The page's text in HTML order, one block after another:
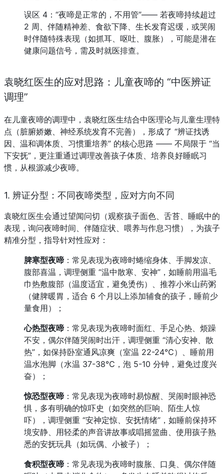
误区 4：“夜啼是正常的，不用管”—— 若夜啼持续超过
2 周、伴随精神差、食欲下降、生长发育迟缓，或哭闹
时伴随特殊表现（如抓耳、呕吐、腹胀），可能是潜在
健康问题信号，需及时就医排查。
袁晓红医生的应对思路：儿童夜啼的 “中医辨证
调理”
在儿童夜啼的调理中，袁晓红医生结合中医理论与儿童生理特
点（脏腑娇嫩、神经系统发育不完善），形成了 “辨证找诱
因、温和调体质、习惯重培养” 的核心思路 —— 不局限于 “当
下安抚”，更注重通过调理改善孩子体质、培养良好睡眠习
惯，从根源减少夜啼。
1. 辨证分型：不同夜啼类型，应对方向不同
袁晓红医生会通过望闻问切（观察孩子面色、舌苔、睡眠中的
表现，询问夜啼时间、伴随症状、喂养与作息习惯），为孩子
精准分型，指导针对性应对：
脾寒型夜啼 ：常见表现为夜啼时蜷缩身体、手脚发凉、
腹部喜温，调理侧重 “温中散寒、安神”，如睡前用温毛
巾热敷腹部（温度适宜，避免烫伤）、推荐小米山药粥
（健脾暖胃，适合 6 个月以上添加辅食的孩子，睡前少
量食用）；
心热型夜啼 ：常见表现为夜啼时面红、手足心热、烦躁
不安，偶尔伴随哭闹时出汗，调理侧重 “清心安神、散
热”，如保持卧室通风凉爽（室温 22-24℃）、睡前用
温水泡脚（水温 37-38℃，泡 5-10 分钟，避免过度兴
奋）；
惊恐型夜啼 ：常见表现为夜啼时易惊醒、哭闹时眼神恐
惧，多有明确的惊吓史（如突然的巨响、陌生人惊
吓），调理侧重 “安神定惊、安抚情绪”，如睡前保持环
境安静、用轻柔的声音讲故事或唱摇篮曲、使用孩子熟
悉的安抚玩具（如玩偶、小被子）；
食积型夜啼 ：常见表现为夜啼时腹胀、口臭、偶尔伴随